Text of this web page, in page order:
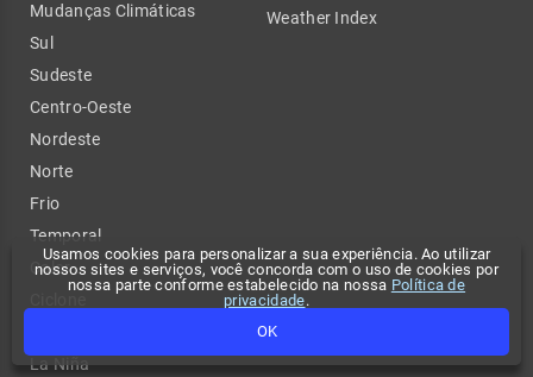
Usamos cookies para personalizar a sua experiência. Ao utilizar
nossos sites e serviços, você concorda com o uso de cookies por
nossa parte conforme estabelecido na nossa Política de
privacidade.
OK
Mudanças Climáticas
Sul
Sudeste
Centro-Oeste
Nordeste
Norte
Frio
Temporal
Calor
La Niña
Weather Index